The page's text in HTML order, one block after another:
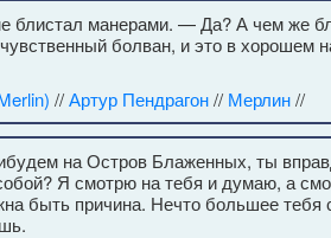
блистал манерами. — Да? А чем же
болван, и это в хорошем
//Артур Пендрагон// Мерлин//
на Остров Блаженных, ты
Я смотрю на тебя и думаю, а
быть причина. Нечто большее тебя